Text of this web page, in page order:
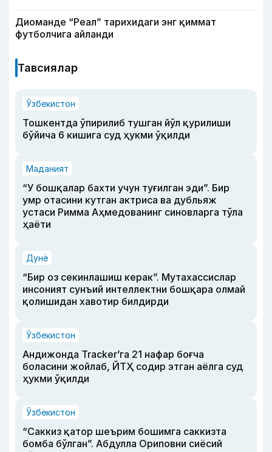
Диоманде “Реал” тарихидаги энг қиммат
футболчига айланди
Тавсиялар
Ўзбекистон
Тошкентда ўпирилиб тушган йўл қурилиши
бўйича 6 кишига суд ҳукми ўқилди
Маданият
“У бошқалар бахти учун туғилган эди”. Бир
умр отасини кутган актриса ва дубльяж
устаси Римма Аҳмедованинг синовларга тўла
ҳаёти
Дунё
“Бир оз секинлашиш керак”. Мутахассислар
инсоният сунъий интеллектни бошқара олмай
қолишидан хавотир билдирди
Ўзбекистон
Андижонда Tracker’га 21 нафар боғча
боласини жойлаб, ЙТҲ содир этган аёлга суд
ҳукми ўқилди
Ўзбекистон
“Саккиз қатор шеърим бошимга саккизта
бомба бўлган”. Абдулла Ориповни сиёсий